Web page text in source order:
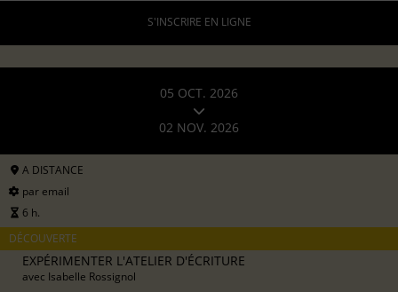
S'INSCRIRE EN LIGNE
05 OCT. 2026
02 NOV. 2026
A DISTANCE
par email
6 h.
DÉCOUVERTE
EXPÉRIMENTER L'ATELIER D'ÉCRITURE
avec Isabelle Rossignol